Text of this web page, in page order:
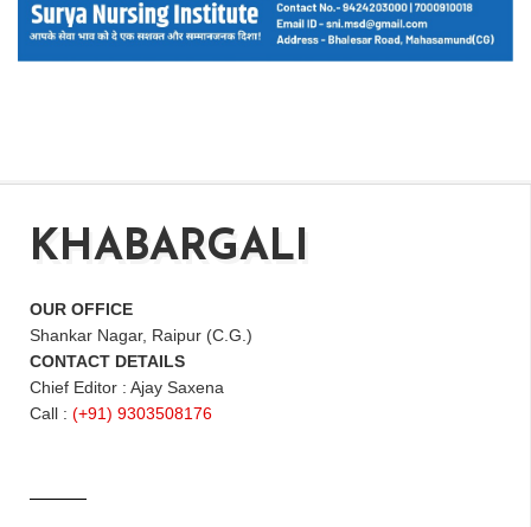
KHABARGALI
OUR OFFICE
Shankar Nagar, Raipur (C.G.)
CONTACT DETAILS
Chief Editor : Ajay Saxena
Call : (+91) 9303508176